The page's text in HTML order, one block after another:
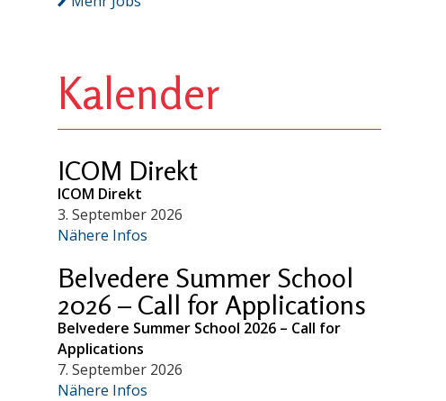
Kalender
ICOM Direkt
ICOM Direkt
3. September 2026
Nähere Infos
Belvedere Summer School
2026 – Call for Applications
Belvedere Summer School 2026 – Call for
Applications
7. September 2026
Nähere Infos